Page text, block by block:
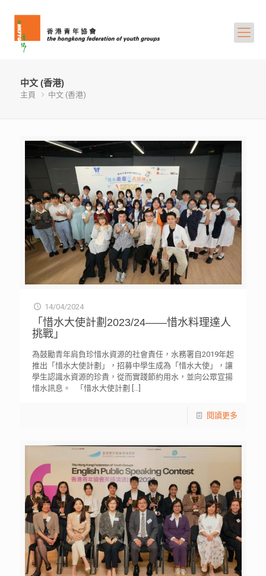
中文 (香港)
主頁 中文 (香港)
14/04/2024
「惜水大使計劃2023/24——惜水料理達人
挑戰」
為鼓勵青年肩負珍惜水資源的社會責任，水務署自2019年起
推出「惜水大使計劃」，招募中學生成為「惜水大使」，讓
學生認識水資源的珍貴，從而實踐節約用水，並向公眾宣揚
惜水訊息。 「惜水大使計劃
[…]
閱讀更多